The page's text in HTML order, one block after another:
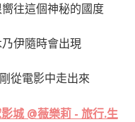
往這個神秘的國度
伊隨時會出現
從電影中走出來